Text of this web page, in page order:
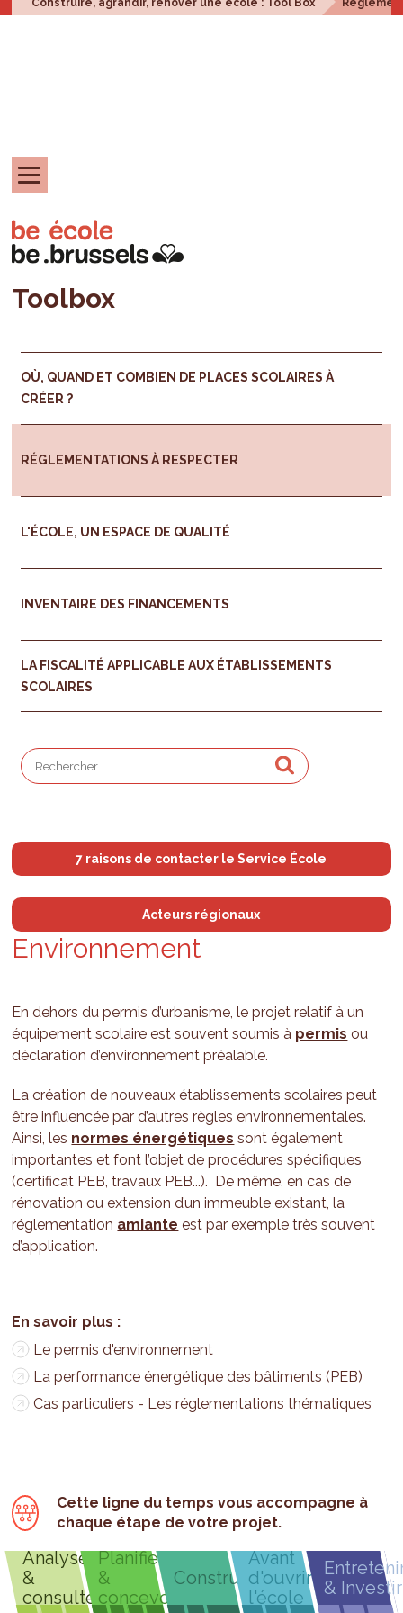
Construire, agrandir, rénover une école : Tool Box
Toolbox
OÙ, QUAND ET COMBIEN DE PLACES SCOLAIRES À
CRÉER ?
RÉGLEMENTATIONS À RESPECTER
L'ÉCOLE, UN ESPACE DE QUALITÉ
INVENTAIRE DES FINANCEMENTS
LA FISCALITÉ APPLICABLE AUX ÉTABLISSEMENTS
SCOLAIRES
7 raisons de contacter le Service École
Acteurs régionaux
Envi­ron­ne­ment
En dehors du permis d’urbanisme, le projet relatif à un
équipement scolaire est souvent soumis à permis ou
déclaration d’environnement préalable.
La création de nouveaux établissements scolaires peut
être influencée par d’autres règles environnementales.
Ainsi, les normes énergétiques sont également
importantes et font l’objet de procédures spécifiques
(certificat PEB, travaux PEB...). De même, en cas de
rénovation ou extension d’un immeuble existant, la
réglementation amiante est par exemple très souvent
d’application.
Le permis d'environnement
La performance énergétique des bâtiments (PEB)
Cas particuliers - Les réglementations thématiques
Cette ligne du temps vous accompagne à
chaque étape de votre projet.
Analyser
&
consulter
Planifier
&
concevoir
Construire
Avant
d'ouvrir
l'école
& Investir